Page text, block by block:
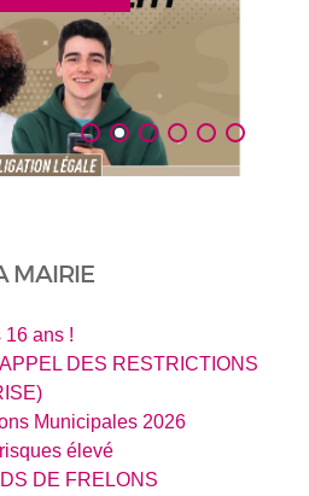
MAIRIE
16 ans !
DES RESTRICTIONS
Municipales 2026
élevé
DE FRELONS